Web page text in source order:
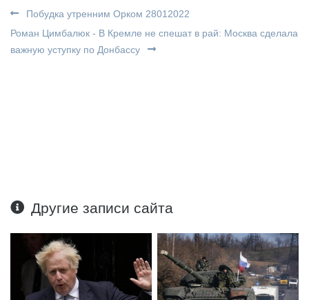
Побудка утренним Орком 28012022
Роман Цимбалюк - В Кремле не спешат в рай: Москва сделала
важную уступку по Донбассу
Другие записи сайта